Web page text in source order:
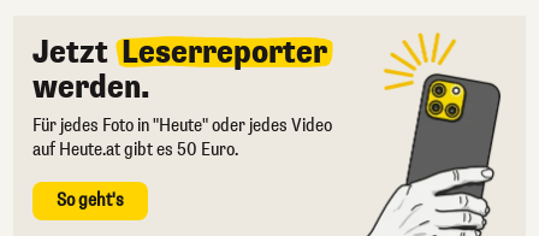
Jetzt Leserreporter
werden.
Für jedes Foto in "Heute" oder jedes Video
auf Heute.at gibt es 50 Euro.
So geht's